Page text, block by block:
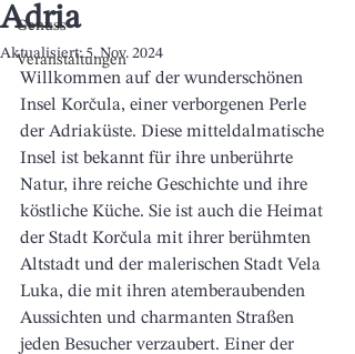
Genuss
Veranstaltungen
Adria
Aktualisiert:5. Nov. 2024
Willkommen auf der wunderschönen
Insel Korčula, einer verborgenen Perle
der Adriaküste. Diese mitteldalmatische
Insel ist bekannt für ihre unberührte
Natur, ihre reiche Geschichte und ihre
köstliche Küche. Sie ist auch die Heimat
der Stadt Korčula mit ihrer berühmten
Altstadt und der malerischen Stadt Vela
Luka, die mit ihren atemberaubenden
Aussichten und charmanten Straßen
jeden Besucher verzaubert. Einer der